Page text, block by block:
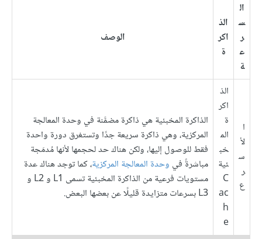
ال
س
ر
ع
ة
الذ
اكر
ة
الوصف
ا
لأ
س
ر
ع
الذ
اكر
ة
الم
خب
ئية
C
ac
h
e
الذاكرة المخبئية هي ذاكرة مضمَّنة في وحدة المعالجة
المركزية، وهي ذاكرة سريعة جدًا وتستغرق دورة واحدة
فقط للوصول إليها، ولكن هناك حد لحجمها لأنها مُدمَجة
مباشرةً في وحدة المعالجة المركزية، كما توجد هناك عدة
مستويات فرعية من الذاكرة المخبئية تسمى L1 و L2 و
L3 بسرعات متزايدة قليلًا عن بعضها البعض.